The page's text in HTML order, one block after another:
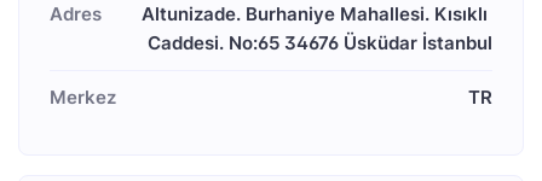
Adres
Altunizade. Burhaniye Mahallesi. Kısıklı
Caddesi. No:65 34676 Üsküdar İstanbul
Merkez TR